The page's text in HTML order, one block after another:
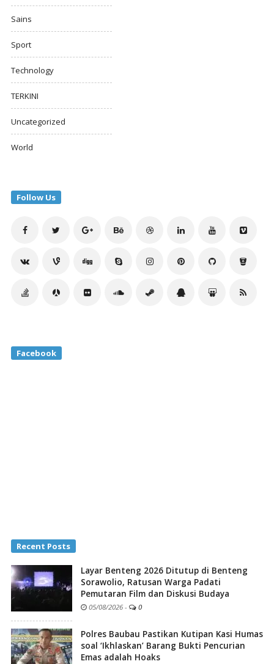
Sains
Sport
Technology
TERKINI
Uncategorized
World
Follow Us
Facebook
Recent Posts
Layar Benteng 2026 Ditutup di Benteng
Sorawolio, Ratusan Warga Padati
Pemutaran Film dan Diskusi Budaya
05/08/2026 - 0
Polres Baubau Pastikan Kutipan Kasi Humas
soal ‘Ikhlaskan’ Barang Bukti Pencurian
Emas adalah Hoaks